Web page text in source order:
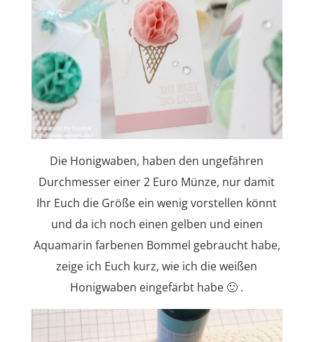
Die Honigwaben, haben den ungefähren
Durchmesser einer 2 Euro Münze, nur damit
Ihr Euch die Größe ein wenig vorstellen könnt
und da ich noch einen gelben und einen
Aquamarin farbenen Bommel gebraucht habe,
zeige ich Euch kurz, wie ich die weißen
Honigwaben eingefärbt habe 🙂 .